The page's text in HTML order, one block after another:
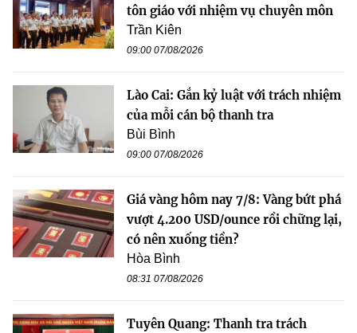
tôn giáo với nhiệm vụ chuyên môn
Trần Kiên
09:00 07/08/2026
Lào Cai: Gắn kỷ luật với trách nhiệm
của mỗi cán bộ thanh tra
Bùi Bình
09:00 07/08/2026
Giá vàng hôm nay 7/8: Vàng bứt phá
vượt 4.200 USD/ounce rồi chững lại,
có nên xuống tiền?
Hòa Bình
08:31 07/08/2026
Tuyên Quang: Thanh tra trách